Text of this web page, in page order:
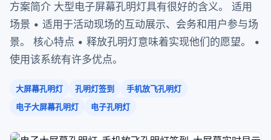
方案简介 大型电子屏幕孔明灯具有很好的含义。 适用
场景 • 适用于活动现场的互动展示、会务和用户参与场
景。 核心特点 • 释放孔明灯意味着实现他们的愿望。 •
使用该系统有许多优点。
大屏幕孔明灯 孔明灯签到
手机放飞孔明灯
电子大屏幕孔明灯
电子孔明灯